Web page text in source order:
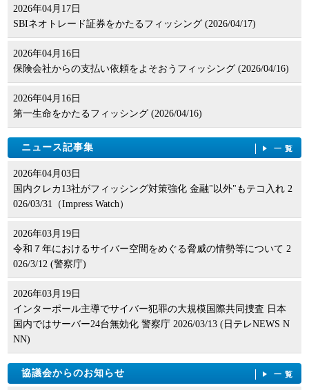
2026年04月17日
SBIネオトレード証券をかたるフィッシング (2026/04/17)
2026年04月16日
保険会社からの支払い依頼をよそおうフィッシング (2026/04/16)
2026年04月16日
第一生命をかたるフィッシング (2026/04/16)
ニュース記事集 一覧
2026年04月03日
国内クレカ13社がフィッシング対策強化 金融"以外"もテコ入れ 2
026/03/31（Impress Watch）
2026年03月19日
令和７年におけるサイバー空間をめぐる脅威の情勢等について 2
026/3/12 (警察庁)
2026年03月19日
インターポール主導でサイバー犯罪の大規模国際共同捜査 日本
国内ではサーバー24台無効化 警察庁 2026/03/13 (日テレNEWS N
NN)
協議会からのお知らせ 一覧